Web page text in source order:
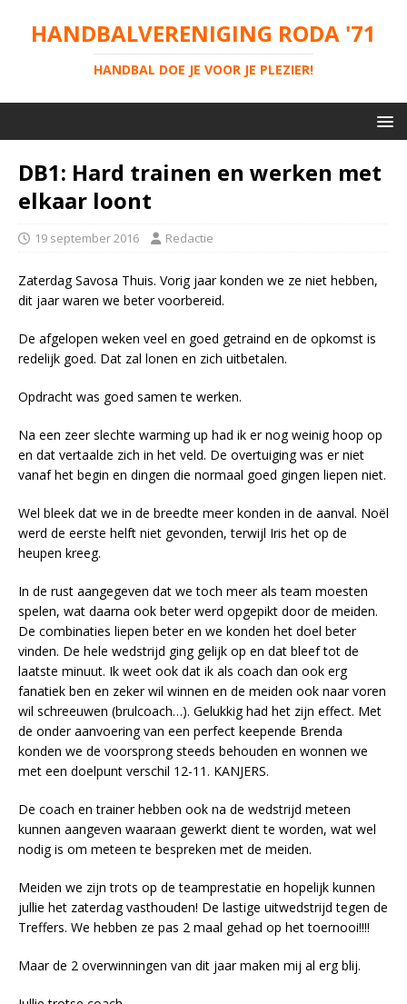
HANDBALVERENIGING RODA '71
HANDBAL DOE JE VOOR JE PLEZIER!
DB1: Hard trainen en werken met
elkaar loont
19 september 2016 Redactie
Zaterdag Savosa Thuis. Vorig jaar konden we ze niet hebben,
dit jaar waren we beter voorbereid.
De afgelopen weken veel en goed getraind en de opkomst is
redelijk goed. Dat zal lonen en zich uitbetalen.
Opdracht was goed samen te werken.
Na een zeer slechte warming up had ik er nog weinig hoop op
en dat vertaalde zich in het veld. De overtuiging was er niet
vanaf het begin en dingen die normaal goed gingen liepen niet.
Wel bleek dat we in de breedte meer konden in de aanval. Noël
werd de eerste helft niet gevonden, terwijl Iris het op de
heupen kreeg.
In de rust aangegeven dat we toch meer als team moesten
spelen, wat daarna ook beter werd opgepikt door de meiden.
De combinaties liepen beter en we konden het doel beter
vinden. De hele wedstrijd ging gelijk op en dat bleef tot de
laatste minuut. Ik weet ook dat ik als coach dan ook erg
fanatiek ben en zeker wil winnen en de meiden ook naar voren
wil schreeuwen (brulcoach…). Gelukkig had het zijn effect. Met
de onder aanvoering van een perfect keepende Brenda
konden we de voorsprong steeds behouden en wonnen we
met een doelpunt verschil 12-11. KANJERS.
De coach en trainer hebben ook na de wedstrijd meteen
kunnen aangeven waaraan gewerkt dient te worden, wat wel
nodig is om meteen te bespreken met de meiden.
Meiden we zijn trots op de teamprestatie en hopelijk kunnen
jullie het zaterdag vasthouden! De lastige uitwedstrijd tegen de
Treffers. We hebben ze pas 2 maal gehad op het toernooi!!!!
Maar de 2 overwinningen van dit jaar maken mij al erg blij.